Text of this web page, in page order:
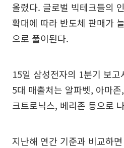
올렸다. 글로벌 빅테크들의
확대에 따라 반도체 판매가
으로 풀이된다.
15일 삼성전자의 1분기 보
5대 매출처는 알파벳, 아마
크트로닉스, 베리존 등으로
지난해 연간 기준과 비교하